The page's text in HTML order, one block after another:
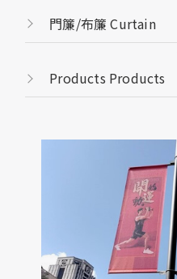
門簾/布簾 Curtain
Products Products